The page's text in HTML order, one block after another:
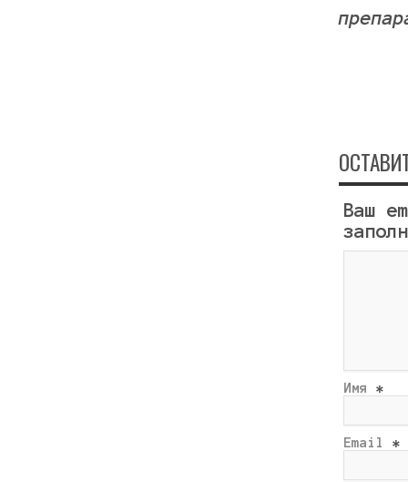
Ваш
Имя *
Email *